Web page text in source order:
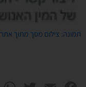
תמונה: צילום מסך מתוך אתר N12